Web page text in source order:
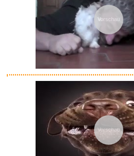
Jackson -
S...
Vorschau
Vorschau